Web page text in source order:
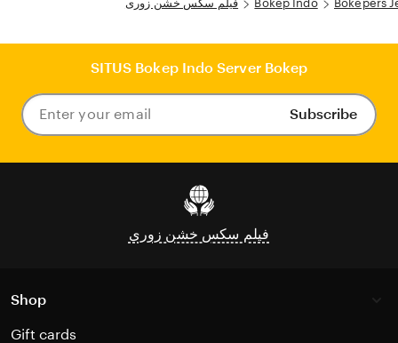
فیلم سکس خشن زوری Bokep Indo Bokepers
SITUS Bokep Indo Server Bokep
Enter
your
Subscribe
فیلم سکس خشن زوری
Shop
Gift cards